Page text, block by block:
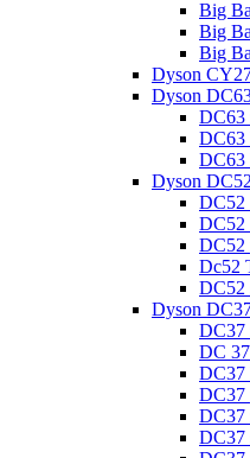
Big
Big
Big
Dyson
Dyson
DC63
DC63
DC63
Dyson
DC52
DC52
DC52
Dc52
DC52
Dyson
DC37
DC
DC37
DC37
DC37
DC37